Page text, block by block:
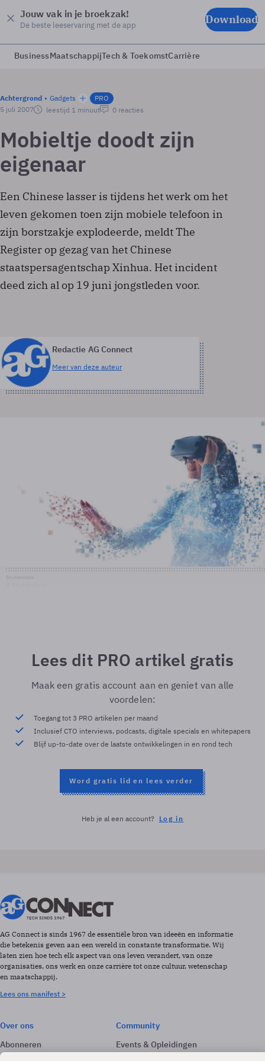
Jouw vak in je broekzak!
De beste leeservaring met de app Download
BusinessMaatschappijTech & ToekomstCarrière
Achtergrond Gadgets
PRO
5 juli 2007
leestijd 1 minuut 0 reacties
Mobieltje doodt zijn
eigenaar
Een Chinese lasser is tijdens het werk om het
leven gekomen toen zijn mobiele telefoon in
zijn borstzakje explodeerde, meldt The
Register op gezag van het Chinese
staatspersagentschap Xinhua. Het incident
deed zich al op 19 juni jongstleden voor.
Redactie AG Connect
Meer van deze auteur
Lees dit PRO artikel gratis
Maak een gratis account aan en geniet van alle
voordelen:
Toegang tot 3 PRO artikelen per maand
Inclusief CTO interviews, podcasts, digitale specials en whitepapers
Blijf up-to-date over de laatste ontwikkelingen in en rond tech
Word gratis lid en lees verder
Heb je al een account? Log in
AG Connect is sinds 1967 de essentiële bron van ideeën en informatie
die betekenis geven aan een wereld in constante transformatie. Wij
laten zien hoe tech elk aspect van ons leven verandert, van onze
organisaties, ons werk en onze carrière tot onze cultuur, wetenschap
en maatschappij.
Lees ons manifest >
Over ons
Abonneren
Adverteren
Community
Events & Opleidingen